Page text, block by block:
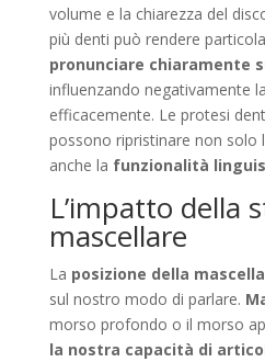
volume e la chiarezza del
più denti può rendere
pronunciare chiaramente
influenzando negativamente
efficacemente. Le protesi
possono ripristinare non solo
anche la funzionalità
L’impatto della
mascellare
La posizione della mascella
sul nostro modo di parlare.
morso profondo o il morso
la nostra capacità di